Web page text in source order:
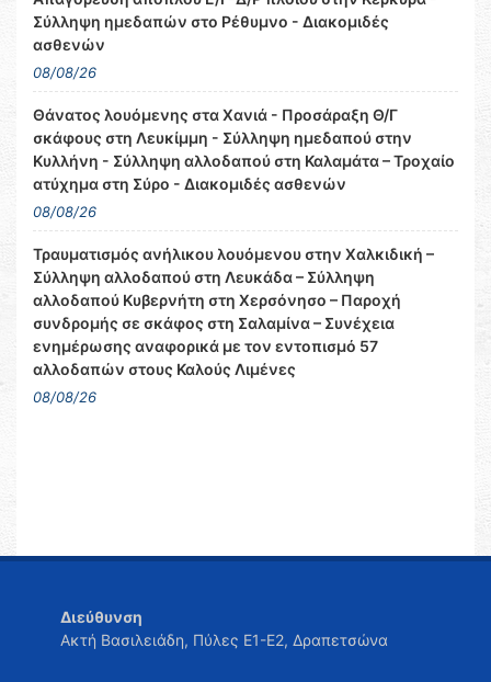
Σύλληψη ημεδαπών στο Ρέθυμνο - Διακομιδές
ασθενών
08/08/26
Θάνατος λουόμενης στα Χανιά - Προσάραξη Θ/Γ
σκάφους στη Λευκίμμη - Σύλληψη ημεδαπού στην
Κυλλήνη - Σύλληψη αλλοδαπού στη Καλαμάτα – Τροχαίο
ατύχημα στη Σύρο - Διακομιδές ασθενών
08/08/26
Τραυματισμός ανήλικου λουόμενου στην Χαλκιδική –
Σύλληψη αλλοδαπού στη Λευκάδα – Σύλληψη
αλλοδαπού Κυβερνήτη στη Χερσόνησο – Παροχή
συνδρομής σε σκάφος στη Σαλαμίνα – Συνέχεια
ενημέρωσης αναφορικά με τον εντοπισμό 57
αλλοδαπών στους Καλούς Λιμένες
08/08/26
Διεύθυνση
Ακτή Βασιλειάδη, Πύλες Ε1-Ε2, Δραπετσώνα